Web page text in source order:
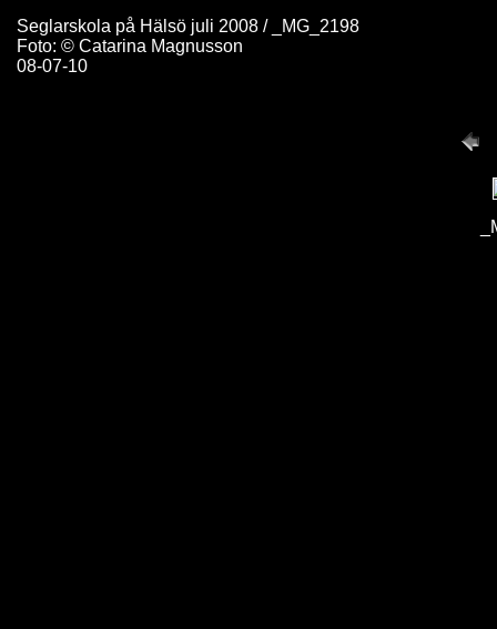
Seglarskola på Hälsö juli 2008 / _MG_2198
Foto: © Catarina Magnusson
08-07-10